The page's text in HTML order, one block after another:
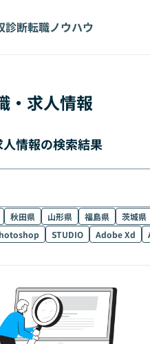
診断転職ノウハウ
・求人情報
人情報の検索結果
秋田県 山形県 福島県 茨城県
STUDIO Adobe Xd